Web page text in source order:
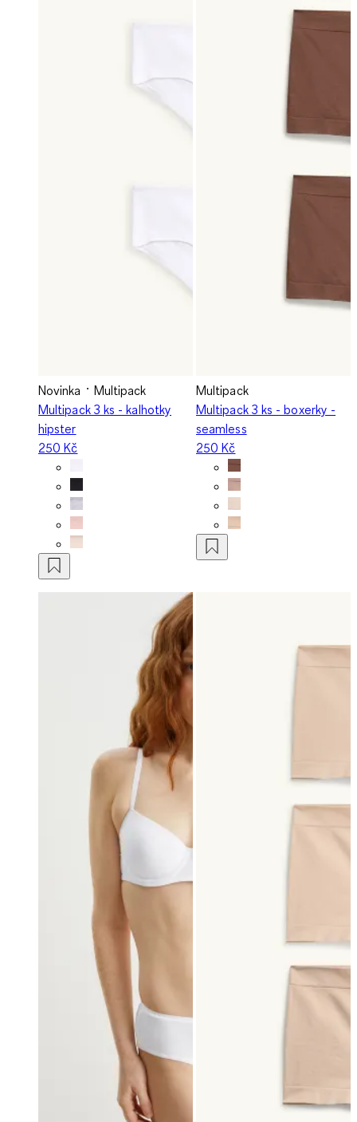
Novinka
Multipack
Multipack 3 ks - kalhotky
hipster
250 Kč
Multipack
Multipack 3 ks - boxerky -
seamless
250 Kč